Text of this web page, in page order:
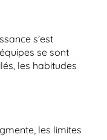
s’est
se sont
les habitudes
les limites